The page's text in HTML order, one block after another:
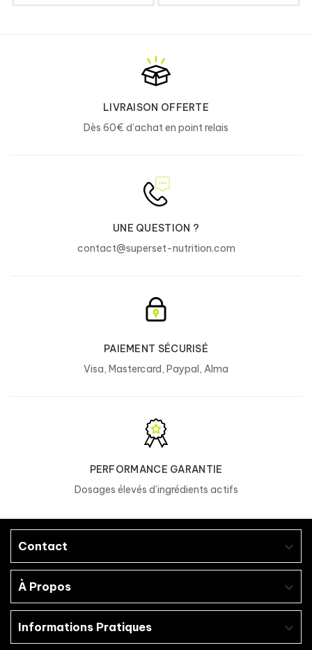
LIVRAISON OFFERTE
Dès 60€ d’achat en point relais
UNE QUESTION ?
contact@superset-nutrition.com
PAIEMENT SÉCURISÉ
Visa, Mastercard, Paypal, Alma
PERFORMANCE GARANTIE
Dosages élevés d’ingrédients actifs
Contact 
À Propos 
Informations Pratiques 